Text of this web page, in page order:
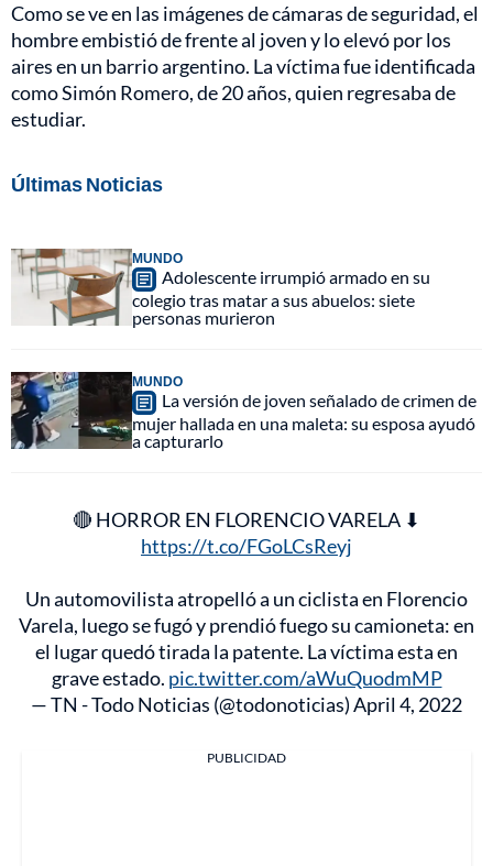
Como se ve en las imágenes de cámaras de seguridad, el
hombre embistió de frente al joven y lo elevó por los
aires en un barrio argentino. La víctima fue identificada
como Simón Romero, de 20 años, quien regresaba de
estudiar.
Últimas Noticias
MUNDO
Adolescente irrumpió armado en su
colegio tras matar a sus abuelos: siete
personas murieron
MUNDO
La versión de joven señalado de crimen de
mujer hallada en una maleta: su esposa ayudó
a capturarlo
🔴 HORROR EN FLORENCIO VARELA ⬇
https://t.co/FGoLCsReyj
Un automovilista atropelló a un ciclista en Florencio
Varela, luego se fugó y prendió fuego su camioneta: en
el lugar quedó tirada la patente. La víctima esta en
grave estado. pic.twitter.com/aWuQuodmMP
— TN - Todo Noticias (@todonoticias)April 4, 2022
PUBLICIDAD